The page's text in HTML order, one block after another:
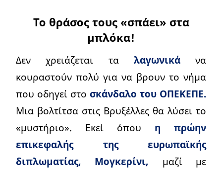
Το θράσος τους «σπάει» στα
μπλόκα!
Δεν χρειάζεται τα λαγωνικάνα
κουραστούν πολύ για να βρουν το νήμα
που οδηγεί στο σκάνδαλο του ΟΠΕΚΕΠΕ.
Μια βολτίτσα στις Βρυξέλλες θα λύσει το
«μυστήριο». Εκεί όπου η πρώην
επικεφαλής της ευρωπαϊκής
διπλωματίας, Μογκερίνι, μαζί με